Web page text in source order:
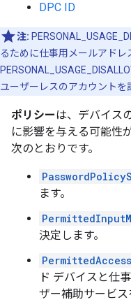
DPC ID
注:
るために仕事用メールアドレ
ユーザーレスのアカウントを
ポリシーは、デバイス
に影響を与える可能性
次のとおりです。
ます。
決定します。
ド デバイスと仕
ザー補助サービス